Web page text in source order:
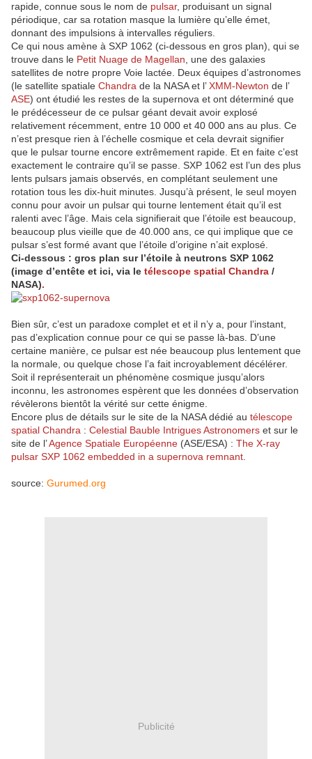
rapide, connue sous le nom de pulsar, produisant un signal
périodique, car sa rotation masque la lumière qu’elle émet,
donnant des impulsions à intervalles réguliers.
Ce qui nous amène à SXP 1062 (ci-dessous en gros plan), qui se
trouve dans le Petit Nuage de Magellan , une des galaxies
satellites de notre propre Voie lactée. Deux équipes d’astronomes
(le satellite spatiale Chandra de la NASA et l’XMM-Newton de l’
ASE) ont étudié les restes de la supernova et ont déterminé que
le prédécesseur de ce pulsar géant devait avoir explosé
relativement récemment, entre 10 000 et 40 000 ans au plus. Ce
n’est presque rien à l’échelle cosmique et cela devrait signifier
que le pulsar tourne encore extrêmement rapide. Et en faite c’est
exactement le contraire qu’il se passe. SXP 1062 est l’un des plus
lents pulsars jamais observés, en complétant seulement une
rotation tous les dix-huit minutes. Jusqu’à présent, le seul moyen
connu pour avoir un pulsar qui tourne lentement était qu’il est
ralenti avec l’âge. Mais cela signifierait que l’étoile est beaucoup,
beaucoup plus vieille que de 40.000 ans, ce qui implique que ce
pulsar s’est formé avant que l’étoile d’origine n’ait explosé.
Ci-dessous : gros plan sur l’étoile à neutrons SXP 1062
(image d’entête et ici, via le télescope spatial Chandra /
NASA).
Bien sûr, c’est un paradoxe complet et et il n’y a, pour l’instant,
pas d’explication connue pour ce qui se passe là-bas. D’une
certaine manière, ce pulsar est née beaucoup plus lentement que
la normale, ou quelque chose l’a fait incroyablement décélérer.
Soit il représenterait un phénomène cosmique jusqu’alors
inconnu, les astronomes espèrent que les données d’observation
révèlerons bientôt la vérité sur cette énigme.
Encore plus de détails sur le site de la NASA dédié au télescope
spatial Chandra : Celestial Bauble Intrigues Astronomers et sur le
site de l’Agence Spatiale Européenne (ASE/ESA) : The X-ray
pulsar SXP 1062 embedded in a supernova remnant
source: Gurumed.org
Publicité